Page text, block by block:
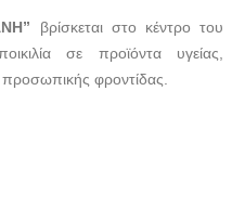
ΒΟΛΟΣ ΚΕΝΤΡΟ |
ΚΕΝΤΡΟ |
βρίσκεται στο κέντρο του
σε προϊόντα υγείας,
φροντίδας.